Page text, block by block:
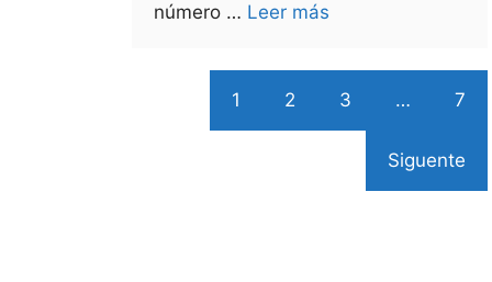
número … Leer más
1 2 3 … 7
Siguente